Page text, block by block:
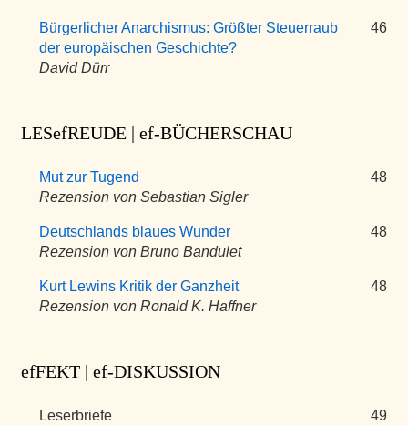
Bürgerlicher Anarchismus: Größter Steuerraub
der europäischen Geschichte?
David Dürr
46
LESefREUDE | ef-BÜCHERSCHAU
Mut zur Tugend
Rezension von Sebastian Sigler
48
Deutschlands blaues Wunder
Rezension von Bruno Bandulet
48
Kurt Lewins Kritik der Ganzheit
Rezension von Ronald K. Haffner
48
efFEKT | ef-DISKUSSION
Leserbriefe 49